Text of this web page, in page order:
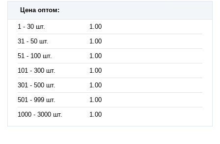
Цена оптом:
1 - 30 шт.
1.00
31 - 50 шт.
1.00
51 - 100 шт.
1.00
101 - 300 шт.
1.00
301 - 500 шт.
1.00
501 - 999 шт.
1.00
1000 - 3000 шт.
1.00